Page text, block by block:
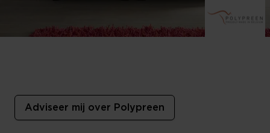
Adviseer mij over Polypreen